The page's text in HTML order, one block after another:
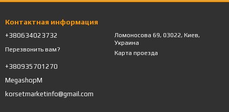
Контактная информация
+380634023732
Перезвонить вам?
+380935701270
MegashopM
korsetmarketinfo@gmail.com
Ломоносова 69, 03022, Киев,
Украина
Карта проезда